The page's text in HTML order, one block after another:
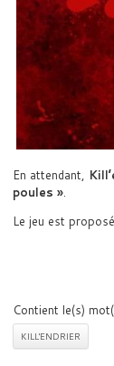
En attendant,
poules ».
Le jeu est
Contient le(s)
KILL'ENDRIER